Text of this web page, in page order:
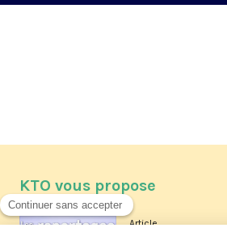
KTO vous propose
Article